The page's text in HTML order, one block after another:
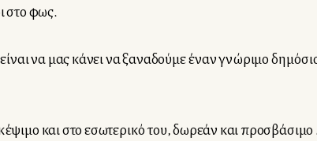
στο φως.
να μας κάνει να ξαναδούμε έναν γνώριμο
και στο εσωτερικό του, δωρεάν και